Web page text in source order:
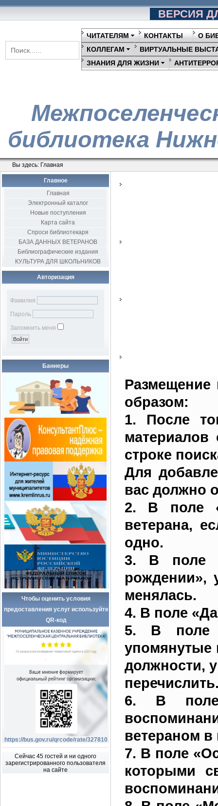
ВЕРСИЯ
ЧИТАТЕЛЯМ КОНТАКТЫ
О
КОЛЛЕГАМ
ВИРТУАЛЬНЫЕ
ЗНАНИЯ ДЛЯ ЖИЗНИ
библиотека
Вы здесь: Главная
Главное
Главная
Электронный каталог
Новые поступления
Карта сайта
Спроси библиотекаря
БАЗА ДАННЫХ ВЕТЕРАНОВ
Библиографические издания
КУЛЬТУРА ДЛЯ ШКОЛЬНИКОВ
Авторизация
Фамилия
Пароль
Запомнить меня
Баннеры
Чтобы оценить условия
предоставления услуг используйте
QR-код
https://bus.gov.ru/qrcode/rate/327810
Сейчас 45 гостей и ни одного
зарегистрированного пользователя
на сайте
Размещение
образом:
1. После
строке
Для
вас должно
2. В поле
ветерана,
одно.
3. В поле
рождении»,
менялась.
4. В поле
5. В поле
упомянутые
должности,
6. В поле
ветераном
7. В поле
которыми